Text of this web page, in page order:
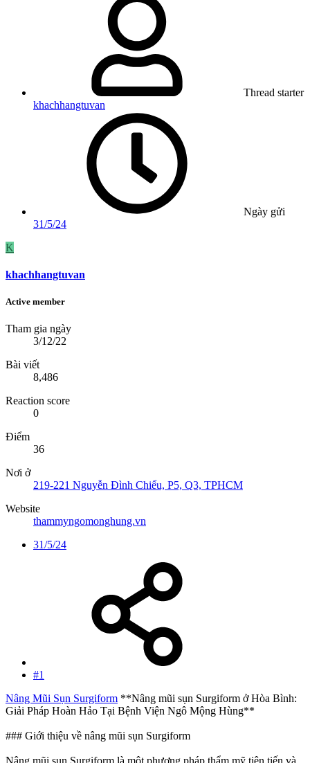
Thread starter
khachhangtuvan
Ngày gửi
31/5/24
K
khachhangtuvan
Active member
Tham gia ngày
3/12/22
Bài viết
8,486
Reaction score
0
Điểm
36
Nơi ở
219-221 Nguyễn Đình Chiểu, P5, Q3, TPHCM
Website
thammyngomonghung.vn
31/5/24
#1
Nâng Mũi Sụn Surgiform **Nâng mũi sụn Surgiform ở Hòa Bình:
Giải Pháp Hoàn Hảo Tại Bệnh Viện Ngô Mộng Hùng**
### Giới thiệu về nâng mũi sụn Surgiform